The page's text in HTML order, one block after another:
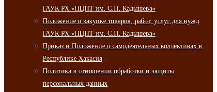
ГАУК РХ «НЦНТ им. С.П. Кадышева»
Положение о закупке товаров, работ, услуг для нужд
ГАУК РХ «НЦНТ им. С.П. Кадышева»
Приказ и Положение о самодеятельных коллективах в
Республике Хакасия
Политика в отношении обработки и защиты
персональных данных